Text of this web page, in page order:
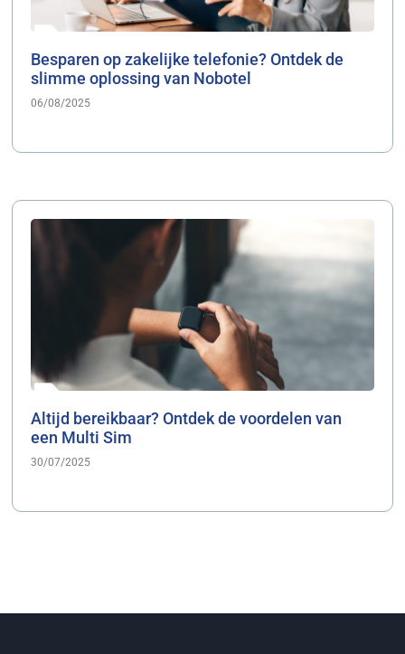
Besparen op zakelijke telefonie? Ontdek de
slimme oplossing van Nobotel
06/08/2025
Altijd bereikbaar? Ontdek de voordelen van
een Multi Sim
30/07/2025